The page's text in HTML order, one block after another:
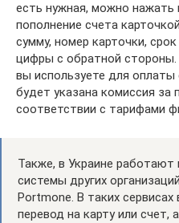
есть нужная, можно нажать
пополнение счета
сумму, номер карточки,
цифры с обратной стороны.
вы используете для оплаты
будет указана комиссия за
соответствии с тарифами
Также, в Украине работают
системы других
Portmone. В таких
перевод на карту или счет,